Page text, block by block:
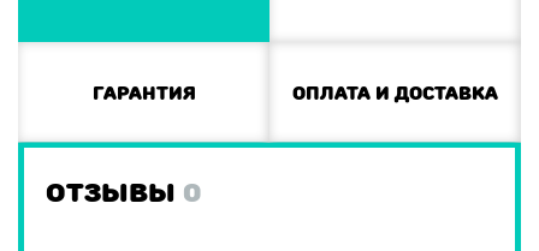
Гарантия Оплата и доставка
ОТЗЫВЫ 0